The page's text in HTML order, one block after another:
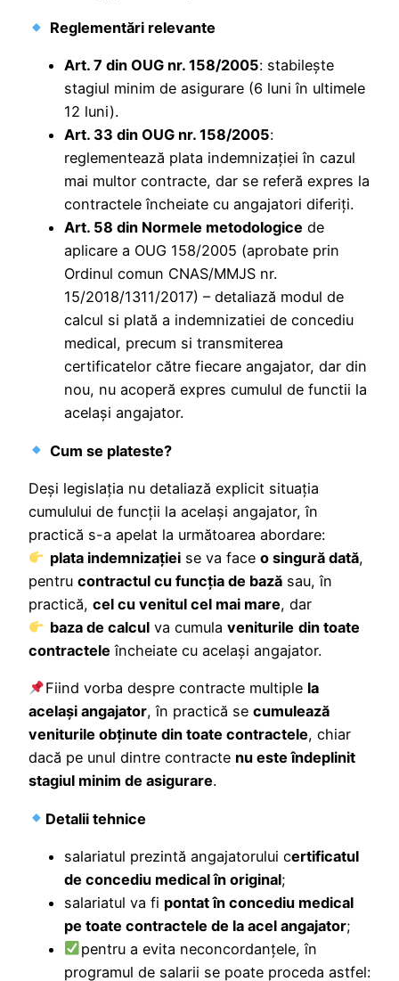
Reglementări relevante
Art. 7 din OUG nr. 158/2005: stabilește
stagiul minim de asigurare (6 luni în ultimele
12 luni).
Art. 33 din OUG nr. 158/2005:
reglementează plata indemnizației în cazul
mai multor contracte, dar se referă expres la
contractele încheiate cu angajatori diferiți.
Art. 58 din Normele metodologice de
aplicare a OUG 158/2005 (aprobate prin
Ordinul comun CNAS/MMJS nr.
15/2018/1311/2017) – detaliază modul de
calcul si plată a indemnizatiei de concediu
medical, precum si transmiterea
certificatelor către fiecare angajator, dar din
nou, nu acoperă expres cumulul de functii la
același angajator.
Cum se plateste?
Deși legislația nu detaliază explicit situația
cumulului de funcții la același angajator, în
practică s-a apelat la următoarea abordare:
plata indemnizațieise va face o singură dată,
pentru contractul cu funcția de bază sau, în
practică, cel cu venitul cel mai mare, dar
baza de calculva cumula veniturile din toate
contractele încheiate cu același angajator.
Fiind vorba despre contracte multiple la
același angajator, în practică se cumulează
veniturile obținute din toate contractele, chiar
dacă pe unul dintre contracte nu este îndeplinit
stagiul minim de asigurare.
Detalii tehnice
salariatul prezintă angajatorului certificatul
de concediu medical în original;
salariatul va fi pontat în concediu medical
pe toate contractele de la acel angajator;
pentru a evita neconcordanțele, în
programul de salarii se poate proceda astfel: